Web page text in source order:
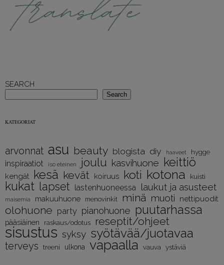
SEARCH
Search
KATEGORIAT
arvonnat asu beauty blogista diy haaveet hygge
inspiraatiot iso eteinen joulu kasvihuone keittiö
kengät kesä kevät koiruus koti kotona kuisti
kukat lapset lastenhuoneessa laukut ja asusteet
maisemia makuuhuone menovinkit minä muoti nettipuodit
olohuone party pianohuone puutarhassa
pääsiäinen raskaus/odotus reseptit/ohjeet
sisustus syksy syötävää/juotavaa
terveys treeni ulkona vapaalla vauva ystäviä